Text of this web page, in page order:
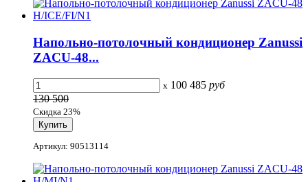
Напольно-потолочный кондиционер Zanussi
ZACU-48...
x 100 485 руб
130 500
Скидка 23%
Артикул: 90513114